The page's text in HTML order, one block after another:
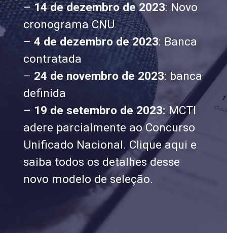
–14 de dezembro de 2023: Novo
cronograma CNU
– 4 de dezembro de 2023: Banca
contratada
– 24 de novembro de 2023: banca
definida
– 19 de setembro de 2023: MCTI
adere parcialmente ao Concurso
Unificado Nacional. Clique aqui e
saiba todos os detalhes desse
novo modelo de seleção.